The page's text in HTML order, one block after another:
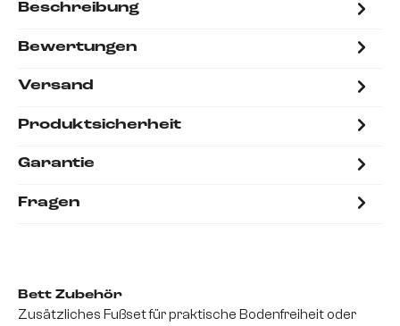
Beschreibung
Bewertungen
Versand
Produktsicherheit
Garantie
Fragen
Bett Zubehör
Zusätzliches Fußset für praktische Bodenfreiheit oder